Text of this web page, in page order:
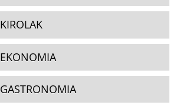
KIROLAK
EKONOMIA
GASTRONOMIA